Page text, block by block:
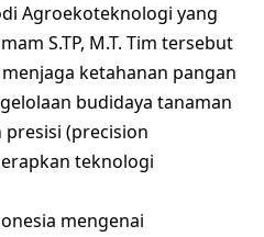
Agroekoteknologi yang
S.TP, M.T. Tim tersebut
ketahanan pangan
budidaya tanaman
(precision
teknologi
mengenai